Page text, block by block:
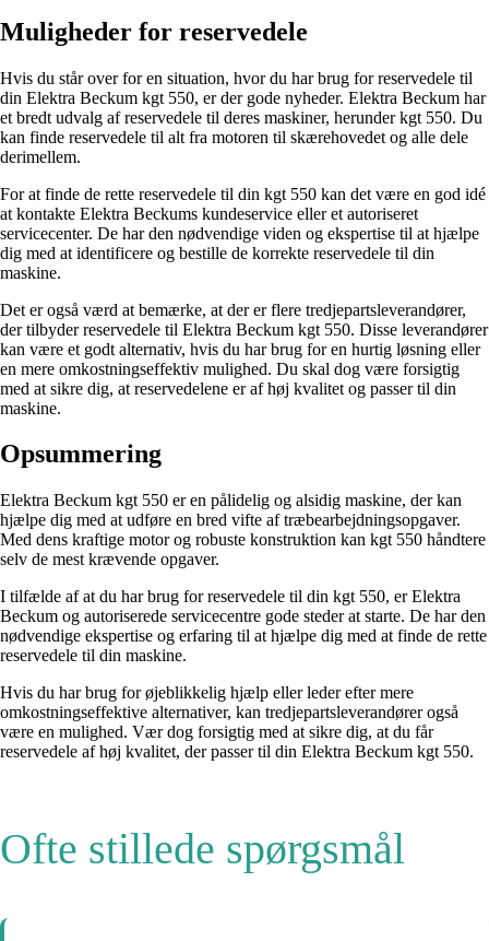
Muligheder for reservedele
Hvis du står over for en situation, hvor du har brug for reservedele til
din Elektra Beckum kgt 550, er der gode nyheder. Elektra Beckum har
et bredt udvalg af reservedele til deres maskiner, herunder kgt 550. Du
kan finde reservedele til alt fra motoren til skærehovedet og alle dele
derimellem.
For at finde de rette reservedele til din kgt 550 kan det være en god idé
at kontakte Elektra Beckums kundeservice eller et autoriseret
servicecenter. De har den nødvendige viden og ekspertise til at hjælpe
dig med at identificere og bestille de korrekte reservedele til din
maskine.
Det er også værd at bemærke, at der er flere tredjepartsleverandører,
der tilbyder reservedele til Elektra Beckum kgt 550. Disse leverandører
kan være et godt alternativ, hvis du har brug for en hurtig løsning eller
en mere omkostningseffektiv mulighed. Du skal dog være forsigtig
med at sikre dig, at reservedelene er af høj kvalitet og passer til din
maskine.
Opsummering
Elektra Beckum kgt 550 er en pålidelig og alsidig maskine, der kan
hjælpe dig med at udføre en bred vifte af træbearbejdningsopgaver.
Med dens kraftige motor og robuste konstruktion kan kgt 550 håndtere
selv de mest krævende opgaver.
I tilfælde af at du har brug for reservedele til din kgt 550, er Elektra
Beckum og autoriserede servicecentre gode steder at starte. De har den
nødvendige ekspertise og erfaring til at hjælpe dig med at finde de rette
reservedele til din maskine.
Hvis du har brug for øjeblikkelig hjælp eller leder efter mere
omkostningseffektive alternativer, kan tredjepartsleverandører også
være en mulighed. Vær dog forsigtig med at sikre dig, at du får
reservedele af høj kvalitet, der passer til din Elektra Beckum kgt 550.
Ofte stillede spørgsmål